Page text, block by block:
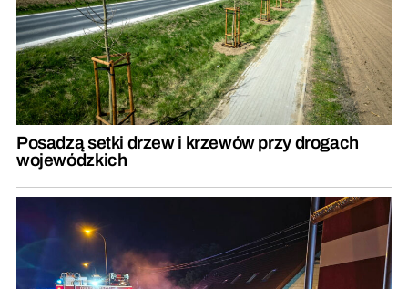
Posadzą setki drzew i krzewów przy drogach
wojewódzkich